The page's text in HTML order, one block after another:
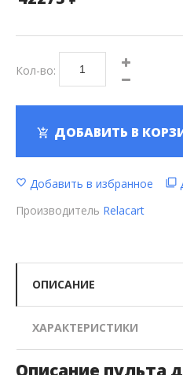
Кол-во:
ДОБАВИТЬ В
Добавить в избранное
Производитель Relacart
ОПИСАНИЕ
ХАРАКТЕРИСТИКИ
Описание пульта